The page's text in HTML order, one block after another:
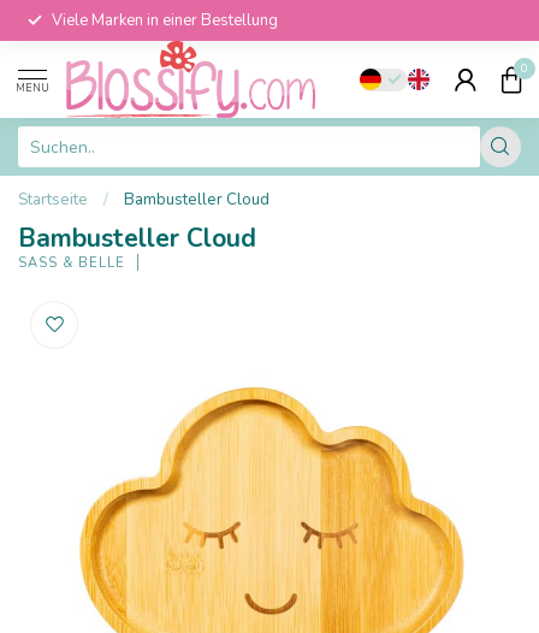
Viele Marken in einer Bestellung
MENU
0
Startseite / Bambusteller Cloud
Bambusteller Cloud
SASS & BELLE